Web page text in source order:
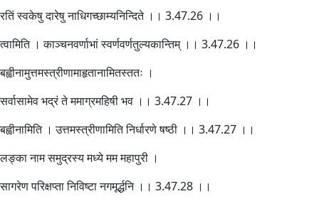
रतिं स्वकेषु दारेषु नाधिगच्छाम्यनिन्दिते ।। 3.47.26 ।।
त्वामिति । काञ्चनवर्णाभां स्वर्णवर्णतुल्यकान्तिम् ।। 3.47.26 ।।
बह्वीनामुत्तमस्त्रीणामाहृतानामितस्ततः ।
सर्वासामेव भद्रं ते ममाग्रमहिषी भव ।। 3.47.27 ।।
बह्वीनामिति । उत्तमस्त्रीणामिति निर्धारणे षष्ठी ।। 3.47.27 ।।
लङ्का नाम समुद्रस्य मध्ये मम महापुरी ।
सागरेण परिक्षप्ता निविष्टा नगमूर्द्धनि ।। 3.47.28 ।।